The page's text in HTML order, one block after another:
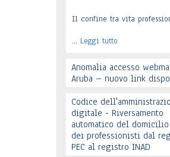
Il confine tra vita
… Leggi tutto
Anomalia accesso
Aruba – nuovo link
Leggi tutto
Codice
digitale - Riversamento
automatico del
dei professionisti dal
PEC al registro INAD